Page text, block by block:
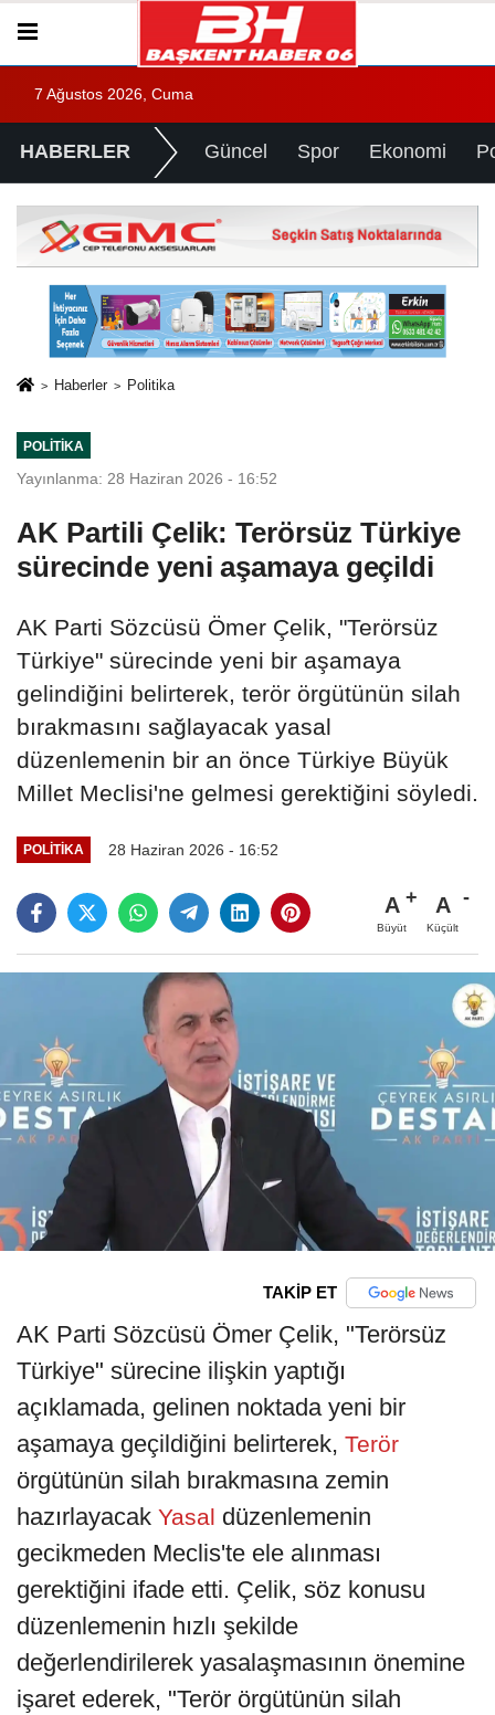
7 Ağustos 2026, Cuma
HABERLER Güncel Spor Ekonomi
Haberler Politika
POLITIKA
Yayınlanma: 28 Haziran 2026 - 16:52
AK Partili Çelik: Terörsüz Türkiye
sürecinde yeni aşamaya geçildi
AK Parti Sözcüsü Ömer Çelik, "Terörsüz
Türkiye" sürecinde yeni bir aşamaya
gelindiğini belirterek, terör örgütünün silah
bırakmasını sağlayacak yasal
düzenlemenin bir an önce Türkiye Büyük
Millet Meclisi'ne gelmesi gerektiğini söyledi.
POLITIKA 28 Haziran 2026 - 16:52
A
Büyüt
A
Küçült
TAKİP ET
AK Parti Sözcüsü Ömer Çelik, "Terörsüz
Türkiye" sürecine ilişkin yaptığı
açıklamada, gelinen noktada yeni bir
aşamaya geçildiğini belirterek, Terör
örgütünün silah bırakmasına zemin
hazırlayacak Yasal düzenlemenin
gecikmeden Meclis'te ele alınması
gerektiğini ifade etti. Çelik, söz konusu
düzenlemenin hızlı şekilde
değerlendirilerek yasalaşmasının önemine
işaret ederek, "Terör örgütünün silah